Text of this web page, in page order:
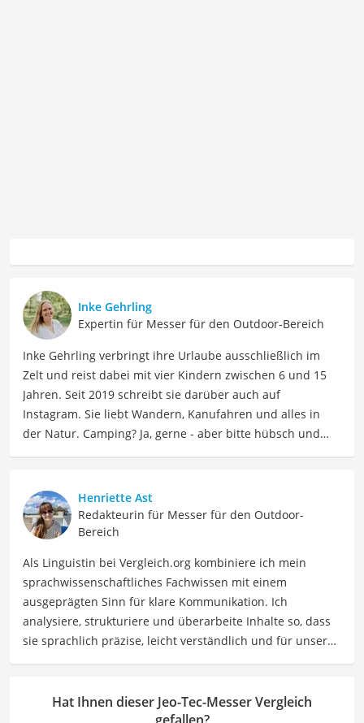
Inke Gehrling
Expertin für Messer für den Outdoor-Bereich
Inke Gehrling verbringt ihre Urlaube ausschließlich im
Zelt und reist dabei mit vier Kindern zwischen 6 und 15
Jahren. Seit 2019 schreibt sie darüber auch auf
Instagram. Sie liebt Wandern, Kanufahren und alles in
der Natur. Camping? Ja, gerne - aber bitte hübsch und
und Meer statt Freizeitpark und Shoppingcenter!
Der Jeo-Tec-Messer-Vergleich ist aus unserer Sicht
besonders empfehlenswert für
Henriette Ast
Redakteurin für Messer für den Outdoor-
Bereich
Als Linguistin bei Vergleich.org kombiniere ich mein
sprachwissenschaftliches Fachwissen mit einem
ausgeprägten Sinn für klare Kommunikation. Ich
analysiere, strukturiere und überarbeite Inhalte so, dass
sie sprachlich präzise, leicht verständlich und für unsere
beschäftige ich mich gerne mit verschiedenen Hobbys
und Freizeitaktivitäten. Dieses Interesse spiegelt sich in
Hat Ihnen dieser Jeo-Tec-Messer Vergleich